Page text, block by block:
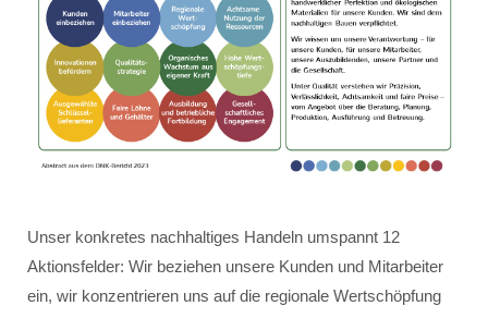
Unser konkretes nachhaltiges Handeln umspannt 12
Aktionsfelder: Wir beziehen unsere Kunden und Mitarbeiter
ein, wir konzentrieren uns auf die regionale Wertschöpfung